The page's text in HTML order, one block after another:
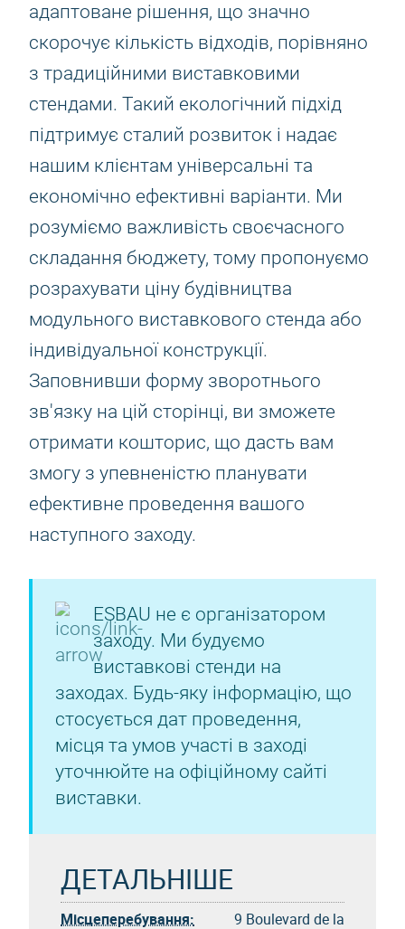
адаптоване рішення, що значно
скорочує кількість відходів, порівняно
з традиційними виставковими
стендами. Такий екологічний підхід
підтримує сталий розвиток і надає
нашим клієнтам універсальні та
економічно ефективні варіанти. Ми
розуміємо важливість своєчасного
складання бюджету, тому пропонуємо
розрахувати ціну будівництва
модульного виставкового стенда або
індивідуальної конструкції.
Заповнивши форму зворотнього
зв'язку на цій сторінці, ви зможете
отримати кошторис, що дасть вам
змогу з упевненістю планувати
ефективне проведення вашого
наступного заходу.
ESBAU не є організатором
заходу. Ми будуємо
виставкові стенди на
заходах. Будь-яку інформацію, що
стосується дат проведення,
місця та умов участі в заході
уточнюйте на офіційному сайті
виставки.
ДЕТАЛЬНІШЕ
Місцеперебування:
9 Boulevard de la